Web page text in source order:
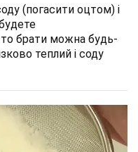
(погасити оцтом) і
брати можна будь-
теплий і соду